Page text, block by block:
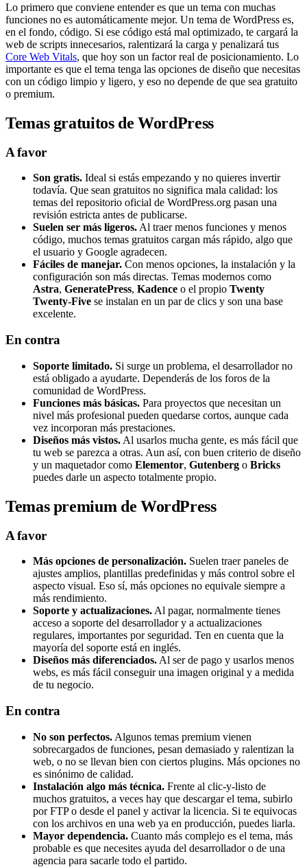
Lo primero que conviene entender es que un tema con muchas
funciones no es automáticamente mejor. Un tema de WordPress es,
en el fondo, código. Si ese código está mal optimizado, te cargará la
web de scripts innecesarios, ralentizará la carga y penalizará tus
Core Web Vitals, que hoy son un factor real de posicionamiento. Lo
importante es que el tema tenga las opciones de diseño que necesitas
con un código limpio y ligero, y eso no depende de que sea gratuito
o premium.
Temas gratuitos de WordPress
A favor
Son gratis. Ideal si estás empezando y no quieres invertir
todavía. Que sean gratuitos no significa mala calidad: los
temas del repositorio oficial de WordPress.org pasan una
revisión estricta antes de publicarse.
Suelen ser más ligeros. Al traer menos funciones y menos
código, muchos temas gratuitos cargan más rápido, algo que
el usuario y Google agradecen.
Fáciles de manejar. Con menos opciones, la instalación y la
configuración son más directas. Temas modernos como
Astra, GeneratePress, Kadence o el propio Twenty
Twenty-Five se instalan en un par de clics y son una base
excelente.
En contra
Soporte limitado. Si surge un problema, el desarrollador no
está obligado a ayudarte. Dependerás de los foros de la
comunidad de WordPress.
Funciones más básicas. Para proyectos que necesitan un
nivel más profesional pueden quedarse cortos, aunque cada
vez incorporan más prestaciones.
Diseños más vistos. Al usarlos mucha gente, es más fácil que
tu web se parezca a otras. Aun así, con buen criterio de diseño
y un maquetador como Elementor, Gutenberg o Bricks
puedes darle un aspecto totalmente propio.
Temas premium de WordPress
A favor
Más opciones de personalización. Suelen traer paneles de
ajustes amplios, plantillas predefinidas y más control sobre el
aspecto visual. Eso sí, más opciones no equivale siempre a
más rendimiento.
Soporte y actualizaciones. Al pagar, normalmente tienes
acceso a soporte del desarrollador y a actualizaciones
regulares, importantes por seguridad. Ten en cuenta que la
mayoría del soporte está en inglés.
Diseños más diferenciados. Al ser de pago y usarlos menos
webs, es más fácil conseguir una imagen original y a medida
de tu negocio.
En contra
No son perfectos. Algunos temas premium vienen
sobrecargados de funciones, pesan demasiado y ralentizan la
web, o no se llevan bien con ciertos plugins. Más opciones no
es sinónimo de calidad.
Instalación algo más técnica. Frente al clic-y-listo de
muchos gratuitos, a veces hay que descargar el tema, subirlo
por FTP o desde el panel y activar la licencia. Si te equivocas
con los archivos en una web ya en producción, puedes liarla.
Mayor dependencia. Cuanto más complejo es el tema, más
probable es que necesites ayuda del desarrollador o de una
agencia para sacarle todo el partido.